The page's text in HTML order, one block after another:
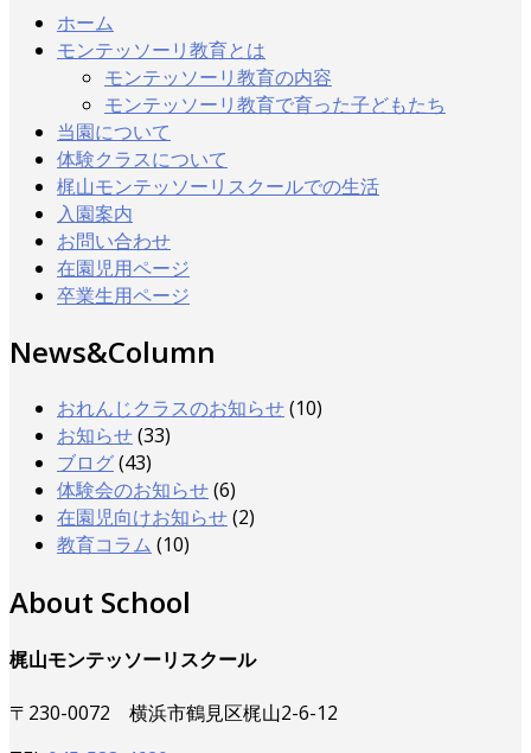
ホーム
モンテッソーリ教育とは
モンテッソーリ教育の内容
モンテッソーリ教育で育った子どもたち
当園について
体験クラスについて
梶山モンテッソーリスクールでの生活
入園案内
お問い合わせ
在園児用ページ
卒業生用ページ
News&Column
おれんじクラスのお知らせ(10)
お知らせ(33)
ブログ(43)
体験会のお知らせ(6)
在園児向けお知らせ(2)
教育コラム (10)
About School
梶山モンテッソーリスクール
〒230-0072 横浜市鶴見区梶山2-6-12